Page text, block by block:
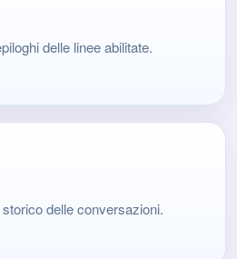
delle linee abilitate.
delle conversazioni.